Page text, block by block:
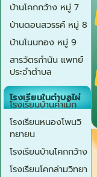
บ้านโคกกว้าง หมู่ 7
บ้านดอนสวรรค์ หมู่ 8
บ้านโนนทอง หมู่ 9
สารวัตรกำนัน แพทย์
ประจำตำบล
โรงเรียนในตำบลไผ่
โรงเรียนบ้านคำเม็ก
โรงเรียนหนองโพนวิ
ทยายน
โรงเรียนบ้านโคกกว้าง
โรงเรียนโคกล่ามวิทยา